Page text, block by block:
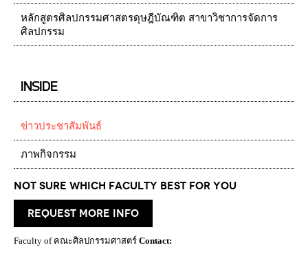
หลักสูตรศิลปกรรมศาสตรดุษฎีบัณฑิต สาขาวิชาการจัดการ
ศิลปกรรม
INSIDE
ข่าวประชาสัมพันธ์
ภาพกิจกรรม
Not Sure which Faculty best for you
request more info
Faculty of คณะศิลปกรรมศาสตร์ Contact: